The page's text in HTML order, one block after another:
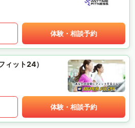
体験・相談予約
ィット24）
体験・相談予約